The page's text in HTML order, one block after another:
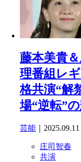
藤本美貴
理番組レ
格共演“解
場“逆転”
芸能 ｜2025.09.11
庄司智春
共演